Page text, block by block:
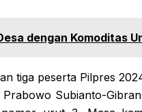
dengan Komoditas
tiga peserta Pilpres
Subianto-